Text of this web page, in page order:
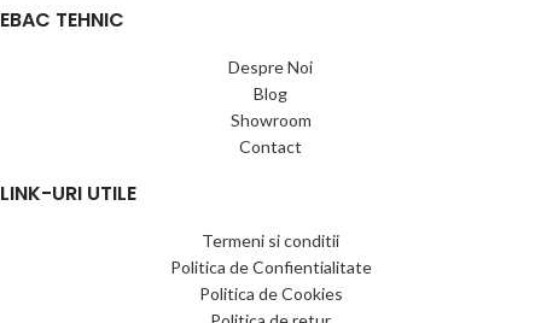
EBAC TEHNIC
Despre Noi
Blog
Showroom
Contact
LINK-URI UTILE
Termeni si conditii
Politica de Confientialitate
Politica de Cookies